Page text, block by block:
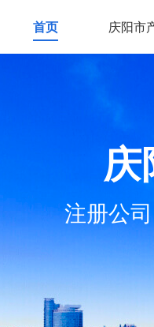
首页 庆阳市
庆
注册公